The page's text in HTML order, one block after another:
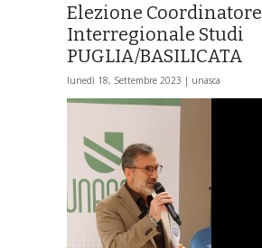
Elezione Coordinatore
Interregionale Studi
PUGLIA/BASILICATA
lunedì 18, Settembre 2023 | unasca